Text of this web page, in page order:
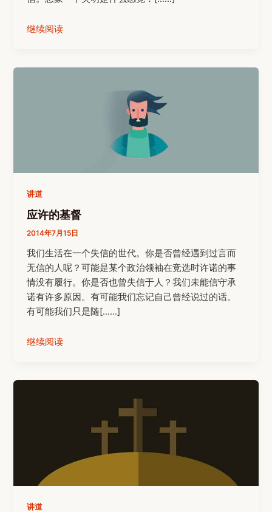
继续阅读
讲道
应许的基督
2014年7月15日
我们生活在一个失信的世代。你是否曾经遇到过言而
无信的人呢？可能是某个政治领袖在竞选时许诺的事
情没有履行。你是否也曾失信于人？我们未能信守承
诺有许多原因。有可能我们忘记自己曾经说过的话。
有可能我们只是随[……]
继续阅读
讲道